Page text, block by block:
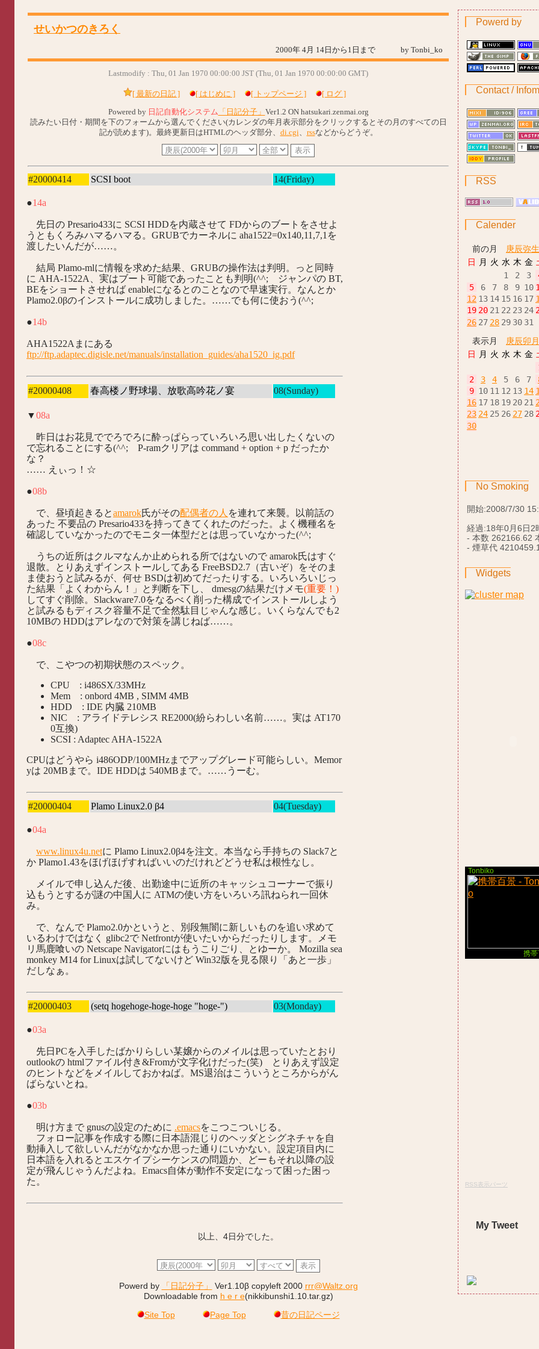
せいかつのきろく
2000年 4月 14日から1日まで by Tonbi_ko
Lastmodify : Thu, 01 Jan 1970 00:00:00 JST (Thu, 01 Jan 1970 00:00:00 GMT)
[ 最新の日記 ] [ はじめに ] [ トップページ ] [ ログ ]
Powered by 日記自動化システム 「日記分子」 Ver1.2 ON hatsukari.zenmai.org
読みたい日付・期間を下のフォームから選んでください(カレンダの年月表示部分をクリックするとその月のすべての日
記が読めます)。最終更新日はHTMLのヘッダ部分、 di.cgi rssなどからどうぞ。
#20000414 SCSI boot 14(Friday)
●14a
先日の Presario433に SCSI HDDを内蔵させて FDからのブートをさせよ
うともくろみハマるハマる。GRUBでカーネルに aha1522=0x140,11,7,1を
渡したいんだが……。
結局 Plamo-mlに情報を求めた結果、GRUBの操作法は判明。っと同時
に AHA-1522A、実はブート可能であったことも判明(^^; ジャンパの BT,
BEをショートさせれば enableになるとのことなので早速実行。なんとか
Plamo2.0βのインストールに成功しました。……でも何に使おう(^^;
●14b
AHA1522Aまにある
ftp://ftp.adaptec.digisle.net/manuals/installation_guides/aha1520_ig.pdf
#20000408 春高楼ノ野球場、放歌高吟花ノ宴 08(Sunday)
▼08a
昨日はお花見ででろでろに酔っぱらっていろいろ思い出したくないの
で忘れることにする(^^; P-ramクリアは command + option + p だったか
な？
…… えぃっ！☆
●08b
で、昼頃起きるとamarok氏がその配偶者の人 を連れて来襲。以前話の
あった 不要品の Presario433を持ってきてくれたのだった。よく機種名を
確認していなかったのでモニタ一体型だとは思っていなかった(^^;
うちの近所はクルマなんか止められる所ではないので amarok氏はすぐ
退散。とりあえずインストールしてある FreeBSD2.7（古いぞ）をそのま
ま使おうと試みるが、何せ BSDは初めてだったりする。いろいろいじっ
た結果「よくわからん！」と判断を下し、 dmesgの結果だけメモ(重要！)
してすぐ削除。Slackware7.0をなるべく削った構成でインストールしよう
と試みるもディスク容量不足で全然駄目じゃんな感じ。いくらなんでも2
10MBの HDDはアレなので対策を講じねば……。
●08c
で、こやつの初期状態のスペック。
CPU : i486SX/33MHz
Mem : onbord 4MB , SIMM 4MB
HDD : IDE 内臓 210MB
NIC : アライドテレシス RE2000(紛らわしい名前……。実は AT170
0互換)
SCSI : Adaptec AHA-1522A
CPUはどうやら i486ODP/100MHzまでアップグレード可能らしい。Memor
yは 20MBまで。IDE HDDは 540MBまで。……うーむ。
#20000404 Plamo Linux2.0 β4 04(Tuesday)
●04a
www.linux4u.netに Plamo Linux2.0β4を注文。本当なら手持ちの Slack7と
か Plamo1.43をほげほげすればいいのだけれどどうせ私は根性なし。
メイルで申し込んだ後、出勤途中に近所のキャッシュコーナーで振り
込もうとするが謎の中国人に ATMの使い方をいろいろ訊ねられ一回休
み。
で、なんで Plamo2.0かというと、別段無闇に新しいものを追い求めて
いるわけではなく glibc2で Netfrontが使いたいからだったりします。メモ
リ馬鹿喰いの Netscape Navigatorにはもうこりごり、とゆーか。 Mozilla sea
monkey M14 for Linuxは試してないけど Win32版を見る限り「あと一歩」
だしなぁ。
#20000403 (setq hogehoge-hoge-hoge "hoge-") 03(Monday)
●03a
先日PCを入手したばかりらしい某嬢からのメイルは思っていたとおり
outlookの htmlファイル付き&Fromが文字化けだった(笑) とりあえず設定
のヒントなどをメイルしておかねば。MS退治はこういうところからがん
ばらないとね。
●03b
明け方まで gnusの設定のために .emacsをこつこついじる。
フォロー記事を作成する際に日本語混じりのヘッダとシグネチャを自
動挿入して欲しいんだがなかなか思った通りにいかない。設定項目内に
日本語を入れるとエスケイプシーケンスの問題か、どーもそれ以降の設
定が飛んじゃうんだよね。Emacs自体が動作不安定になって困った困っ
た。
以上、4日分でした。
Powerd by 「日記分子」 Ver1.10β copyleft 2000 rrr@Waltz.org
Downloadable from h e r e(nikkibunshi1.10.tar.gz)
Site Top Page Top 昔の日記ページ
Powerd by
Contact /
RSS
Calender
前の月
庚辰弥生
日
月 火 水 木 金
1
2 3
5
6 7 8 9 10
12 13 14 15 16 17
19 20 21 22 23 24
26 27 28 29 30 31
表示月
庚辰卯月
日
月 火 水 木 金
2
3 4 5 6 7
9 10 11 12 13 14
16 17 18 19 20 21
23 24 25 26 27 28
30
No Smoking
開始:2008/7/30
経過:18年0月6日2
- 本数 262166.62
- 煙草代
Widgets
Tonbiko
携
RSS表示パーツ
My Tweet